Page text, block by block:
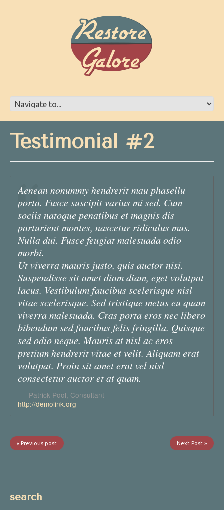
Testimonial #2
Aenean nonummy hendrerit mau phasellu
porta. Fusce suscipit varius mi sed. Cum
sociis natoque penatibus et magnis dis
parturient montes, nascetur ridiculus mus.
Nulla dui. Fusce feugiat malesuada odio
morbi.
Ut viverra mauris justo, quis auctor nisi.
Suspendisse sit amet diam diam, eget volutpat
lacus. Vestibulum faucibus scelerisque nisl
vitae scelerisque. Sed tristique metus eu quam
viverra malesuada. Cras porta eros nec libero
bibendum sed faucibus felis fringilla. Quisque
sed odio neque. Mauris at nisl ac eros
pretium hendrerit vitae et velit. Aliquam erat
volutpat. Proin sit amet erat vel nisl
consectetur auctor et at quam.
Patrick Pool, Consultant
http://demolink.org
« Previous post Next Post »
search